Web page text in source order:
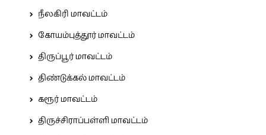
நீலகிரி மாவட்டம்
கோயம்புத்தூர் மாவட்டம்
திருப்பூர் மாவட்டம்
திண்டுக்கல் மாவட்டம்
கரூர் மாவட்டம்
திருச்சிராப்பள்ளி மாவட்டம்